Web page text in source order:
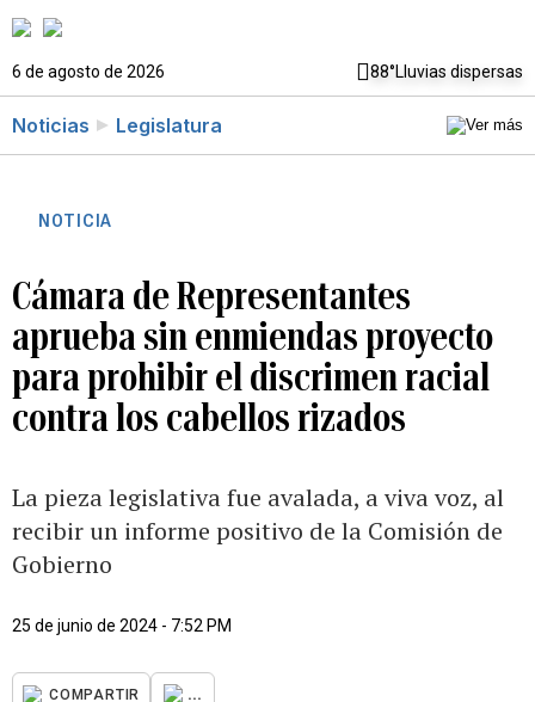
6 de agosto de 2026 88°Lluvias dispersas
Noticias Legislatura
NOTICIA
Cámara de Representantes
aprueba sin enmiendas proyecto
para prohibir el discrimen racial
contra los cabellos rizados
La pieza legislativa fue avalada, a viva voz, al
recibir un informe positivo de la Comisión de
Gobierno
25 de junio de 2024 - 7:52 PM
COMPARTIR ...